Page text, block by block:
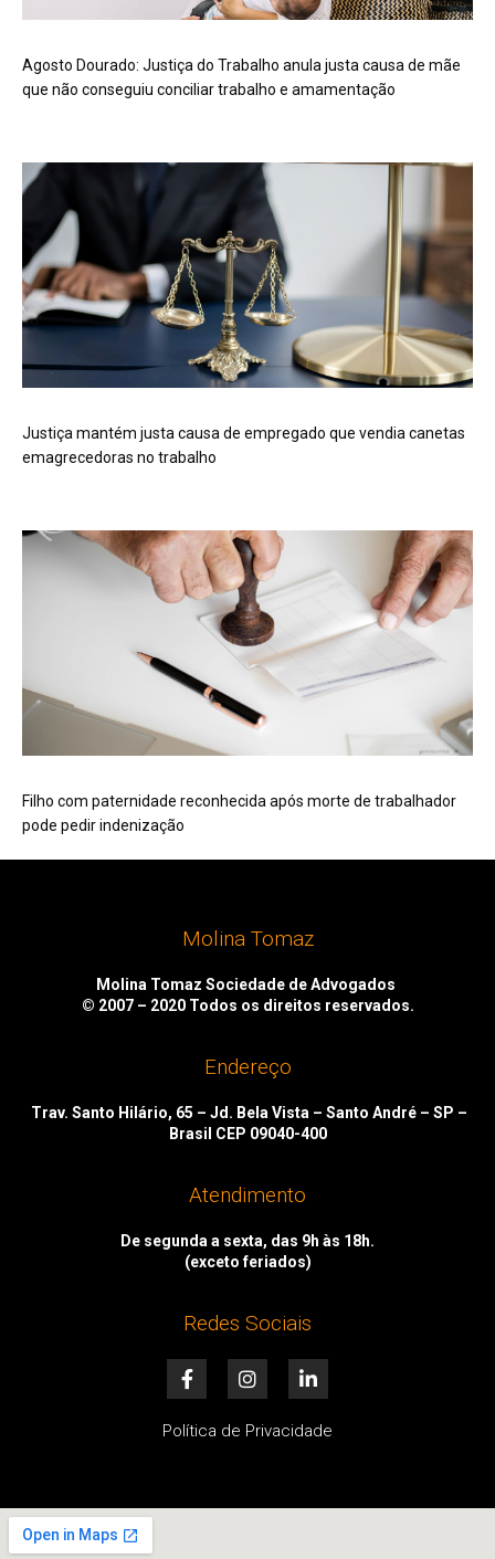
Agosto Dourado: Justiça do Trabalho anula justa causa de mãe
que não conseguiu conciliar trabalho e amamentação
Justiça mantém justa causa de empregado que vendia canetas
emagrecedoras no trabalho
Filho com paternidade reconhecida após morte de trabalhador
pode pedir indenização
Molina Tomaz
Molina Tomaz Sociedade de Advogados
© 2007 – 2020 Todos os direitos reservados.
Endereço
Trav. Santo Hilário, 65 – Jd. Bela Vista – Santo André – SP –
Brasil CEP 09040-400
Atendimento
De segunda a sexta, das 9h às 18h.
(exceto feriados)
Redes Sociais
F
a
e
k
I
n
t
a
i
k
n
Política de Privacidade